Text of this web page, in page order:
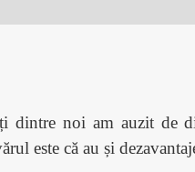
dintre noi am auzit de
este că au și